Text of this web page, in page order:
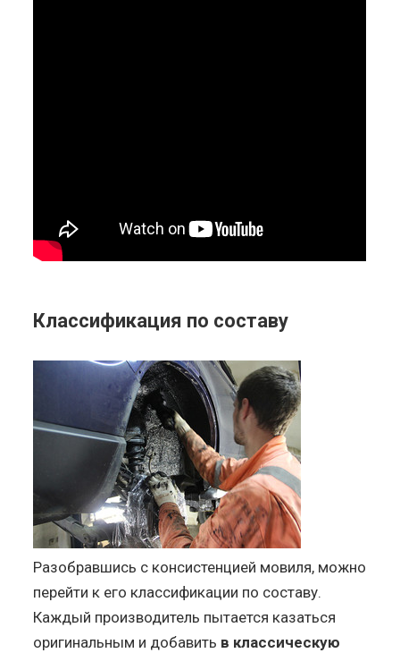
Классификация по составу
Разобравшись с консистенцией мовиля, можно
перейти к его классификации по составу.
Каждый производитель пытается казаться
оригинальным и добавить в классическую